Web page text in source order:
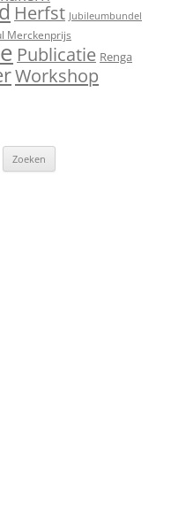
Herfst Jubileumbundel
Merckenprijs
Publicatie Renga
Workshop